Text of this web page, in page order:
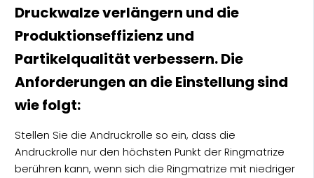
Druckwalze verlängern und die
Produktionseffizienz und
Partikelqualität verbessern. Die
Anforderungen an die Einstellung sind
wie folgt:
Stellen Sie die Andruckrolle so ein, dass die
Andruckrolle nur den höchsten Punkt der Ringmatrize
berühren kann, wenn sich die Ringmatrize mit niedriger